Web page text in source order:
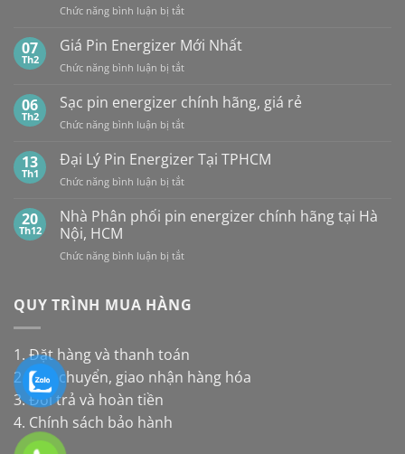
TẠI
NỘI
TÍN,
CHIẾT
CAO,
HÀNG
CHÍNH
của
hãng:
Panasonic
Maxell:
Pin
bền
hơn?
Chức năng bình luận bị tắtở
hợp
loại
thay
đèn
lượng
mặt
07
Th2
Giá Pin Energizer Mới Nhất
Chức năng bình luận bị tắtở
Pin
Mới
06
Th2
Sạc pin energizer chính hãng, giá rẻ
Chức năng bình luận bị tắtở
pin
energizer
chính
giá
13
Th1
Đại Lý Pin Energizer Tại TPHCM
Chức năng bình luận bị tắtở
Lý
Tại
20
Th12
Nhà Phân phối pin energizer chính hãng tại Hà
Nội, HCM
Chức năng bình luận bị tắtở
phối
hãng
tại
QUY TRÌNH MUA HÀNG
1. Đặt hàng và thanh toán
2. Vận chuyển, giao nhận hàng hóa
3. Đổi trả và hoàn tiền
4. Chính sách bảo hành